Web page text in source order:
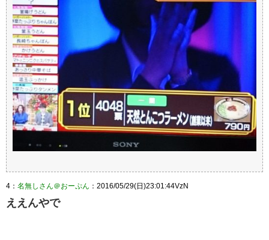
4： 名無しさん＠おーぷん ：2016/05/29(日)23:01:44VzN
ええんやで